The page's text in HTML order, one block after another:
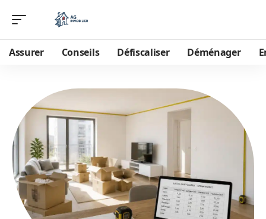
Assurer Conseils Défiscaliser Déménager